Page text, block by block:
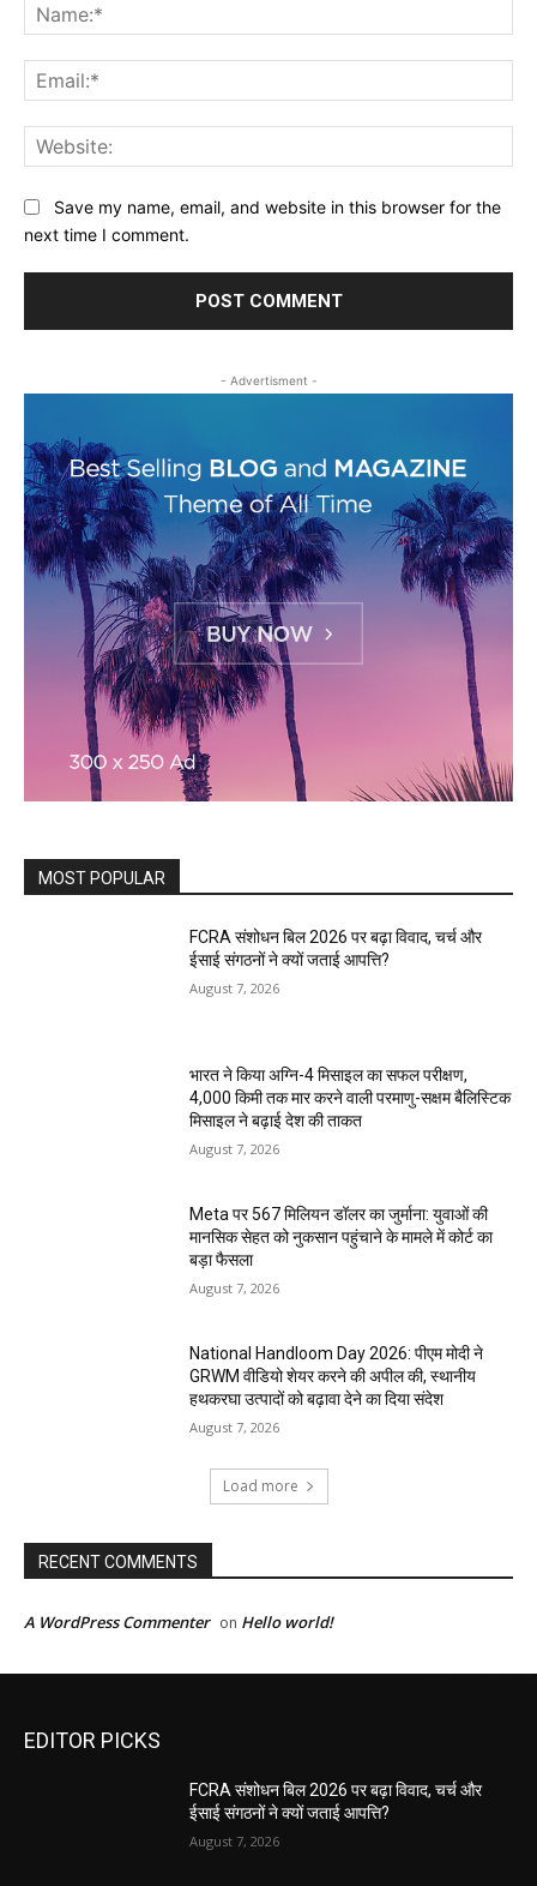
Save my name, email, and website in this browser for the
next time I comment.
- Advertisment -
MOST POPULAR
FCRA संशोधन बिल 2026 पर बढ़ा विवाद, चर्च और
ईसाई संगठनों ने क्यों जताई आपत्ति?
August 7, 2026
भारत ने किया अग्नि-4 मिसाइल का सफल परीक्षण,
4,000 किमी तक मार करने वाली परमाणु-सक्षम बैलिस्टिक
मिसाइल ने बढ़ाई देश की ताकत
August 7, 2026
Meta पर 567 मिलियन डॉलर का जुर्माना: युवाओं की
मानसिक सेहत को नुकसान पहुंचाने के मामले में कोर्ट का
बड़ा फैसला
August 7, 2026
National Handloom Day 2026: पीएम मोदी ने
GRWM वीडियो शेयर करने की अपील की, स्थानीय
हथकरघा उत्पादों को बढ़ावा देने का दिया संदेश
August 7, 2026
Load more
RECENT COMMENTS
A WordPress Commenter on Hello world!
EDITOR PICKS
FCRA संशोधन बिल 2026 पर बढ़ा विवाद, चर्च और
ईसाई संगठनों ने क्यों जताई आपत्ति?
August 7, 2026